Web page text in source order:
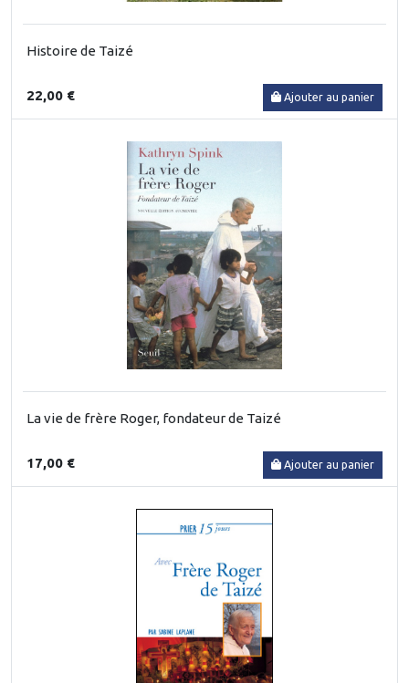
Histoire de Taizé
22,00 € Ajouter au panier
La vie de frère Roger, fondateur de Taizé
17,00 € Ajouter au panier